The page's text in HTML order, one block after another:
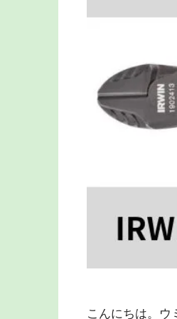
こんにちは。ウ